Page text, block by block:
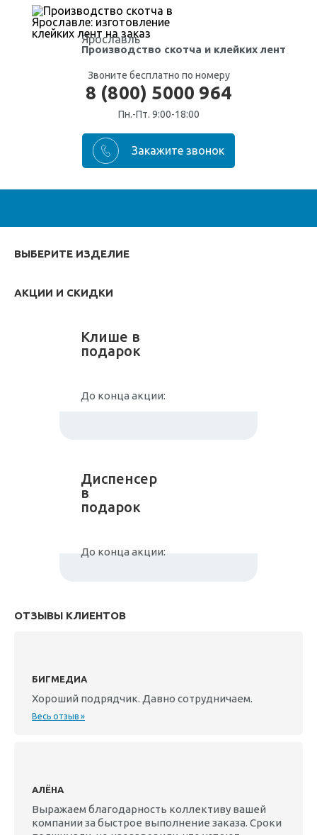
Ярославль
Производство скотча и клейких лент
Звоните бесплатно по номеру
8 (800) 5000 964
Пн.-Пт. 9:00-18:00
ВЫБЕРИТЕ ИЗДЕЛИЕ
АКЦИИ И СКИДКИ
Клише в
подарок
До конца акции:
Диспенсер
в
подарок
До конца акции:
ОТЗЫВЫ КЛИЕНТОВ
БИГМЕДИА
Хороший подрядчик. Давно сотрудничаем.
Весь отзыв »
АЛЁНА
Выражаем благодарность коллективу вашей
компании за быстрое выполнение заказа. Сроки